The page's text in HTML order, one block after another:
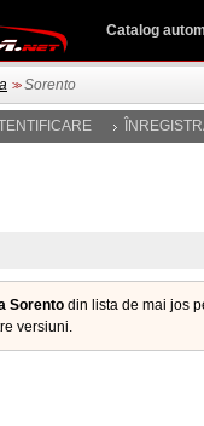
Catalog
>> Sorento
Sorento din lista de mai jos
versiuni.